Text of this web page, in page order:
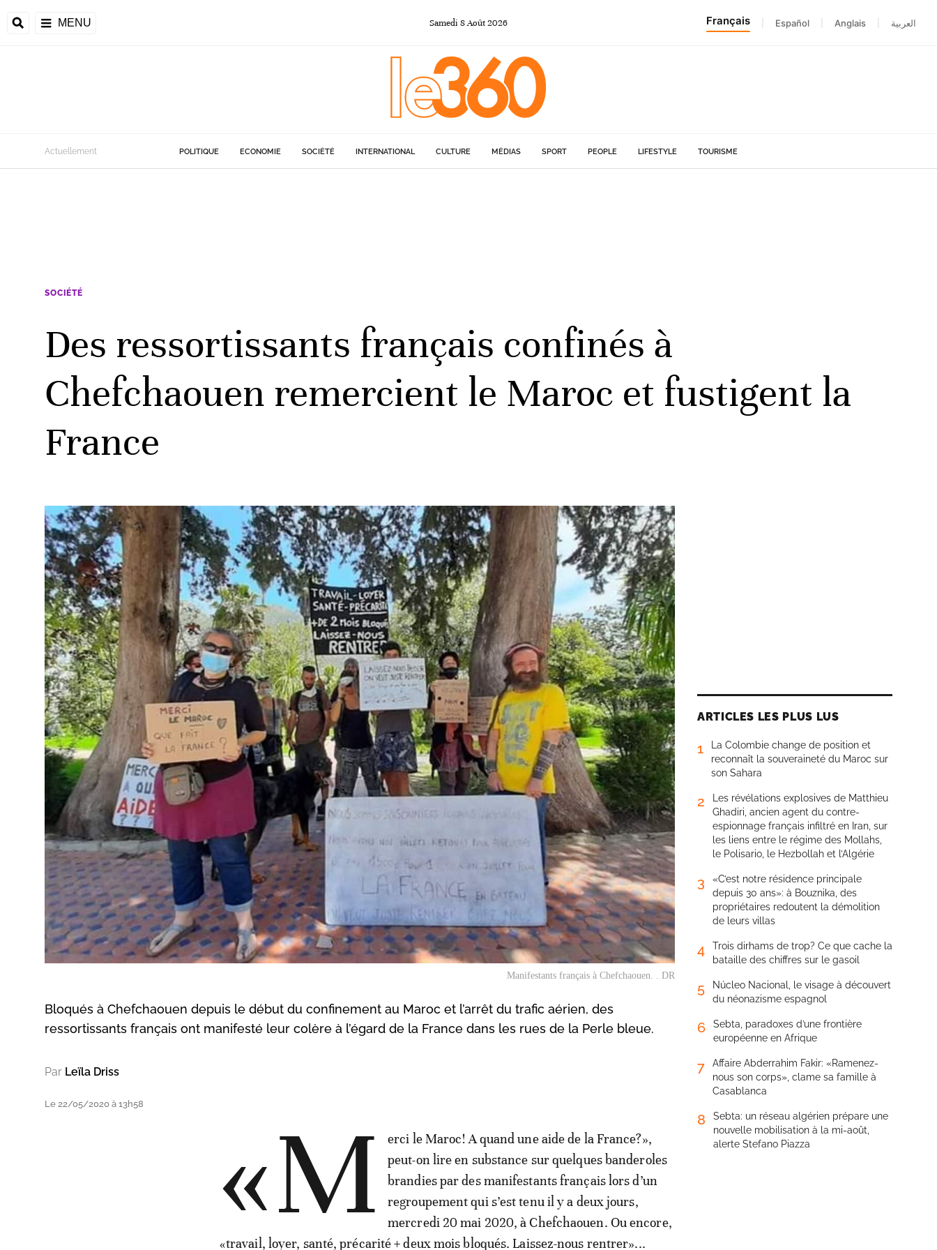
MENU Samedi 8Août2026 Français Español Anglais العربية
Actuellement POLITIQUE ECONOMIE SOCIÉTÉ INTERNATIONAL CULTURE MÉDIAS SPORT PEOPLE LIFESTYLE TOURISME
SOCIÉTÉ
Des ressortissants français confinés à
Chefchaouen remercient le Maroc et fustigent la
France
Manifestants français à Chefchaouen. . DR
Bloqués à Chefchaouen depuis le début du confinement au Maroc et l’arrêt du trafic aérien, des
ressortissants français ont manifesté leur colère à l’égard de la France dans les rues de la Perle bleue.
Par Leïla Driss
Le 22/05/2020 à 13h58 «M
erci le Maroc! A quand une aide de la France?»,
peut-on lire en substance sur quelques banderoles
brandies par des manifestants français lors d’un
regroupement qui s’est tenu il y a deux jours,
mercredi 20 mai 2020, à Chefchaouen. Ou encore,
«travail, loyer, santé, précarité + deux mois bloqués. Laissez-nous rentrer»...
ARTICLES LES PLUS LUS
1
La Colombie change de position et
reconnaît la souveraineté du Maroc sur
son Sahara
2
Les révélations explosives de Matthieu
Ghadiri, ancien agent du contre-
espionnage français infiltré en Iran, sur
les liens entre le régime des Mollahs,
le Polisario, le Hezbollah et l’Algérie
3
«C’est notre résidence principale
depuis 30 ans»: à Bouznika, des
propriétaires redoutent la démolition
de leurs villas
4
Trois dirhams de trop? Ce que cache la
bataille des chiffres sur le gasoil
5
Núcleo Nacional, le visage à découvert
du néonazisme espagnol
6
Sebta, paradoxes d’une frontière
européenne en Afrique
7
Affaire Abderrahim Fakir: «Ramenez-
nous son corps», clame sa famille à
Casablanca
8
Sebta: un réseau algérien prépare une
nouvelle mobilisation à la mi-août,
alerte Stefano Piazza